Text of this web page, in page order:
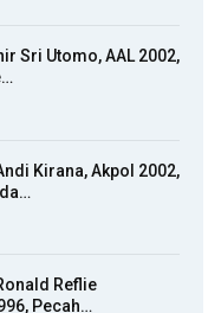
Sri Utomo, AAL 2002,
Kirana, Akpol 2002,
Reflie
Pecah…